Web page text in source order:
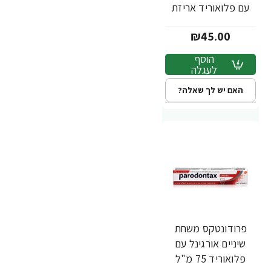
עם פלואוריד אריזת
₪45.00
הוסף
לעגלה
האם יש לך שאלה?
פרודונטקס משחת
שיניים אורגינל עם
פלואוריד 75 מ"ל